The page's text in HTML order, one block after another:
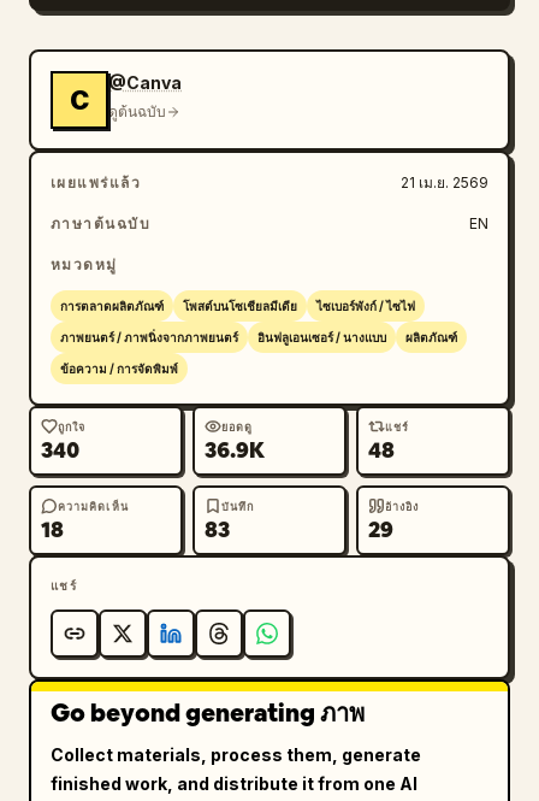
ขอบล่างตรงกลาง ให้เพิ่มไอคอนคุณสมบัติ 3 อย่างพร้อม
HYDRATION” ไอคอนผลไม้ระบุว่า “PEACH MANGO SCENT”
และไอคอนกระต่ายระบุว่า “100% VEGAN & CRUELTY-
FREE” ที่มุมซ้ายล่างภายในแบนเนอร์ ให้เพิ่มปุ่มโซเชียล 3
ปุ่มเรียงในแนวตั้งพร้อมไอคอนแพลตฟอร์มและชื่อบัญชี:
TikTok พร้อม “#GlowMode” Instagram พร้อม
“@LunaBeatty” และ Snapchat พร้อม “@LunaGlow”
จากนั้นเป็นข้อความลายมือเขียนว่า “Shop Now!” พร้อม
ลูกศรชี้ไปยัง QR code นอกแบนเนอร์ที่มุมซ้ายล่าง ให้วาง
ป้ายสีเขียวอมฟ้าทรงโค้งมนที่เอียงเล็กน้อยเขียนว่า “Canva
AI” พร้อมสัญลักษณ์รูปเครื่องบินกระดาษสีเขียวอมฟ้าเล็กๆ
อยู่ใกล้ๆ เพิ่มการสะท้อนแสงที่เงางาม แสงแฟลร์จากเลนส์
เอฟเฟกต์ฟุ้งกระจาย แสงนีออนที่ขอบ และประกายระยิบ
ระยับ พร้อมสไตล์การออกแบบโฆษณาที่ดูเป็นมืออาชีพ ผสม
ผสานระหว่างภาพถ่ายผลิตภัณฑ์เชิงพาณิชย์ที่คมชัดกับการ
ออกแบบกราฟิกแนวล้ำยุค
C
@Canva
ดูต้นฉบับ
เผยแพร่แล้ว 21 เม.ย. 2569
ภาษาต้นฉบับ EN
หมวดหมู่
การตลาดผลิตภัณฑ์ โพสต์บนโซเชียลมีเดีย ไซเบอร์พังก์ / ไซไฟ
ภาพยนตร์ / ภาพนิ่งจากภาพยนตร์ อินฟลูเอนเซอร์ / นางแบบ ผลิตภัณฑ์
ข้อความ / การจัดพิมพ์
ถูกใจ
340
ยอดดู
36.9K
แชร์
48
ความคิดเห็น
18
บันทึก
83
อ้างอิง
29
แชร์
Go beyond generating ภาพ
Collect materials, process them, generate
finished work, and distribute it from one AI